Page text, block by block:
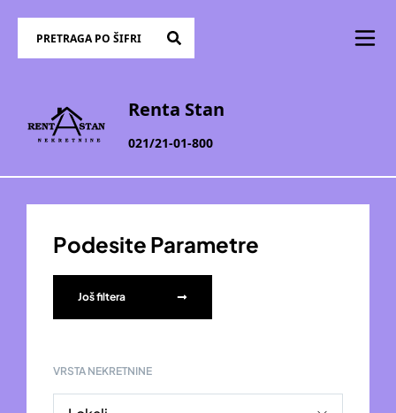
Renta Stan
021/21-01-800
Podesite Parametre
Još filtera
VRSTA NEKRETNINE